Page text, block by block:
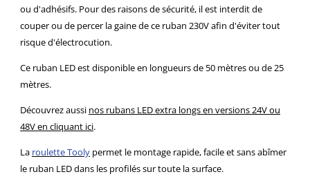
ou d'adhésifs. Pour des raisons de sécurité, il est interdit de
couper ou de percer la gaine de ce ruban 230V afin d'éviter tout
risque d'électrocution.
Ce ruban LED est disponible en longueurs de 50 mètres ou de 25
mètres.
Découvrez aussi nos rubans LED extra longs en versions 24V ou
48V en cliquant ici.
La roulette Tooly permet le montage rapide, facile et sans abîmer
le ruban LED dans les profilés sur toute la surface.